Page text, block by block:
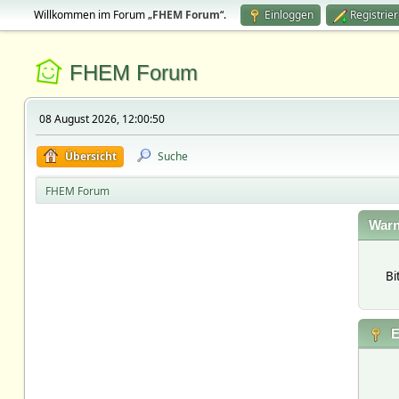
Willkommen im Forum „FHEM Forum“. Einloggen
FHEM Forum
08 August 2026, 12:00:50
Übersicht Suche
FHEM Forum